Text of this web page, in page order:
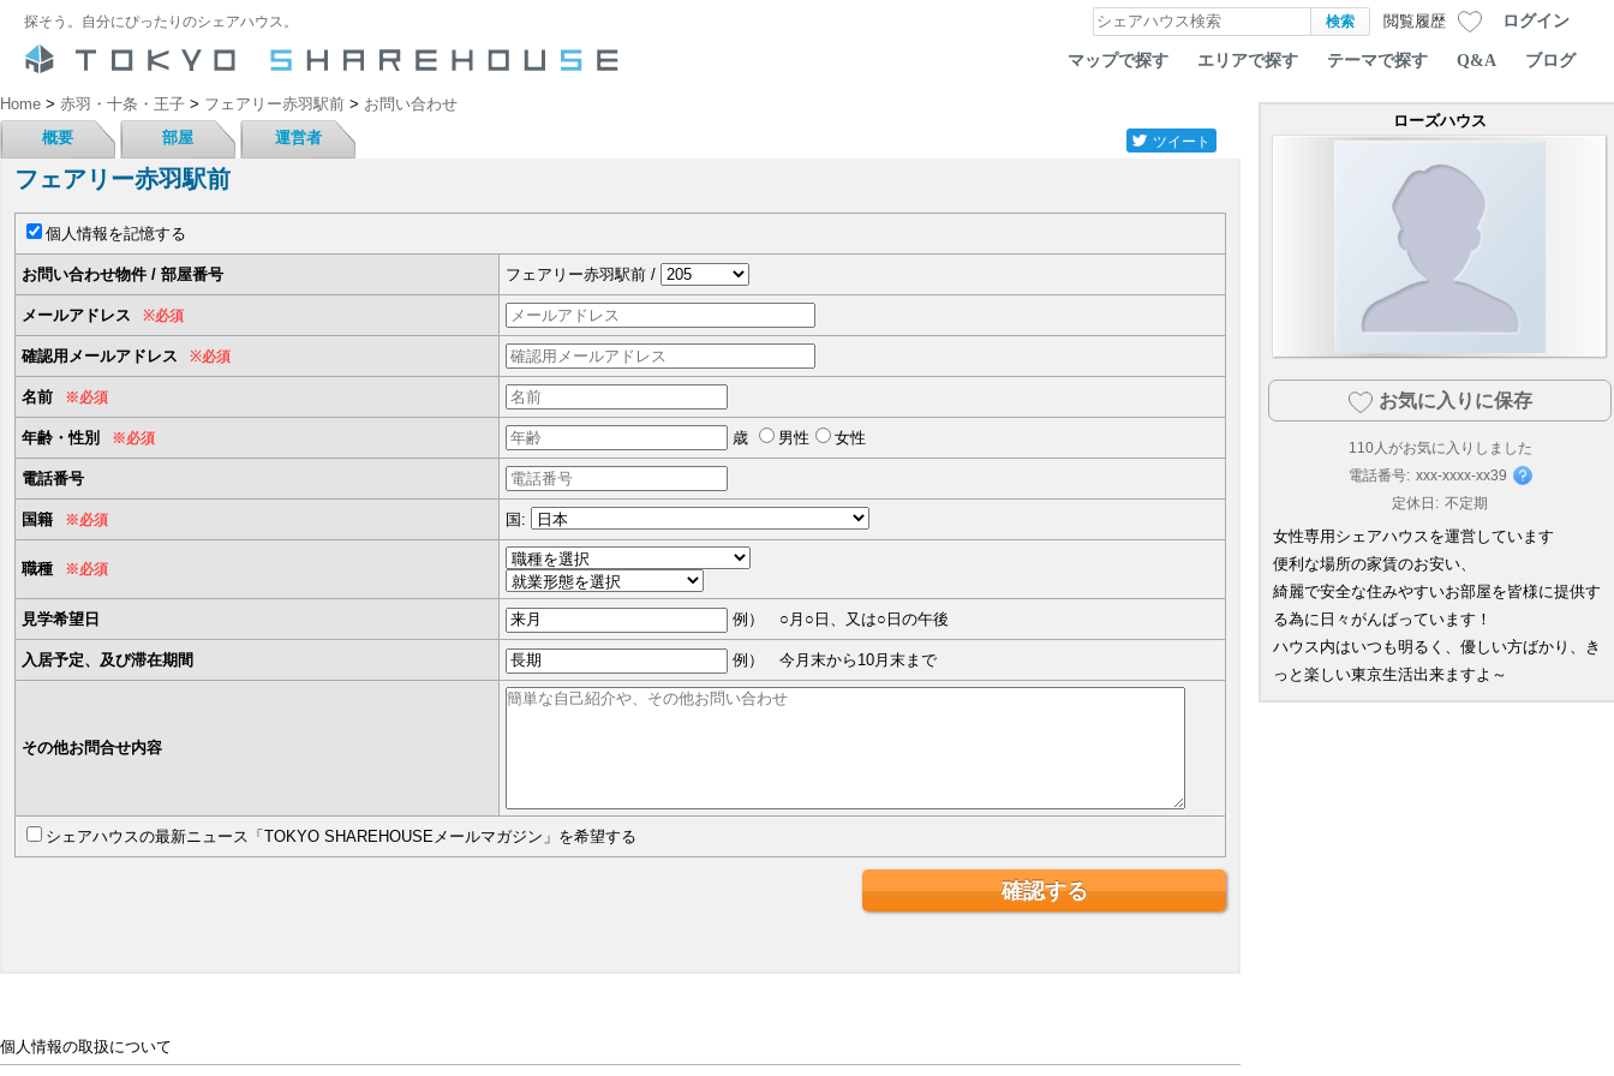
探そう。自分にぴったりのシェアハウス。 閲覧履歴 ログイン
マップで探す エリアで探す テーマで探す Q&A ブログ
Home > 赤羽・十条・王子 > フェアリー赤羽駅前 > お問い合わせ
概要
部屋 運営者 ツイート
フェアリー赤羽駅前
個人情報を記憶する
お問い合わせ物件 / 部屋番号 フェアリー赤羽駅前 /
メールアドレス ※必須
確認用メールアドレス ※必須
名前 ※必須
年齢・性別 ※必須 歳 男性 女性
電話番号
国籍 ※必須 国:
職種 ※必須
見学希望日 例） ○月○日、又は○日の午後
入居予定、及び滞在期間 例） 今月末から10月末まで
その他お問合せ内容
シェアハウスの最新ニュース「TOKYO SHAREHOUSEメールマガジン」を希望する
個人情報の取扱について
ローズハウス
お気に入りに保存
110人がお気に入りしました
電話番号: xxx-xxxx-xx39
定休日: 不定期
女性専用シェアハウスを運営しています
便利な場所の家賃のお安い、
綺麗で安全な住みやすいお部屋を皆様に提供す
る為に日々がんばっています！
ハウス内はいつも明るく、優しい方ばかり、き
っと楽しい東京生活出来ますよ～